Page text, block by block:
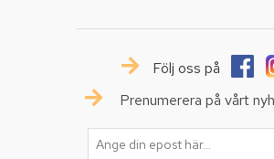
Följ oss på
Prenumerera på vårt